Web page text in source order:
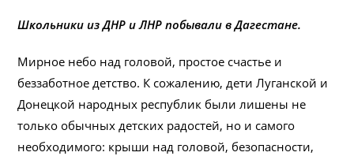
Школьники из ДНР и ЛНР побывали в Дагестане.
Мирное небо над головой, простое счастье и
беззаботное детство. К сожалению, дети Луганской и
Донецкой народных республик были лишены не
только обычных детских радостей, но и самого
необходимого: крыши над головой, безопасности,